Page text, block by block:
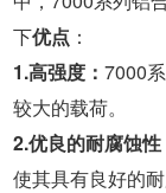
下优点 ：
1.高强度：7000
较大的载荷。
2.优良的耐腐蚀
使其具有良好的耐